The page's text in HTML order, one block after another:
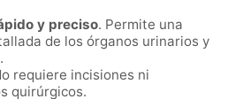
y preciso. Permite una
de los órganos urinarios y
requiere incisiones ni
quirúrgicos.